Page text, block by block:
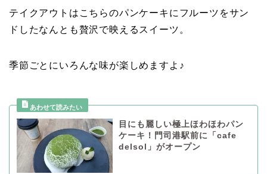
テイクアウトはこちらのパンケーキにフルーツをサン
ドしたなんとも贅沢で映えるスイーツ。
季節ごとにいろんな味が楽しめますよ♪
目にも麗しい極上ほわほわパン
ケーキ！門司港駅前に「cafe
delsol」がオープン